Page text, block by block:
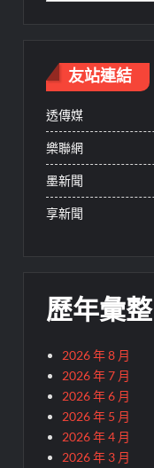
友站連結
透傳媒
樂聯網
墨新聞
享新聞
歷年彙整
2026 年 8 月
2026 年 7 月
2026 年 6 月
2026 年 5 月
2026 年 4 月
2026 年 3 月